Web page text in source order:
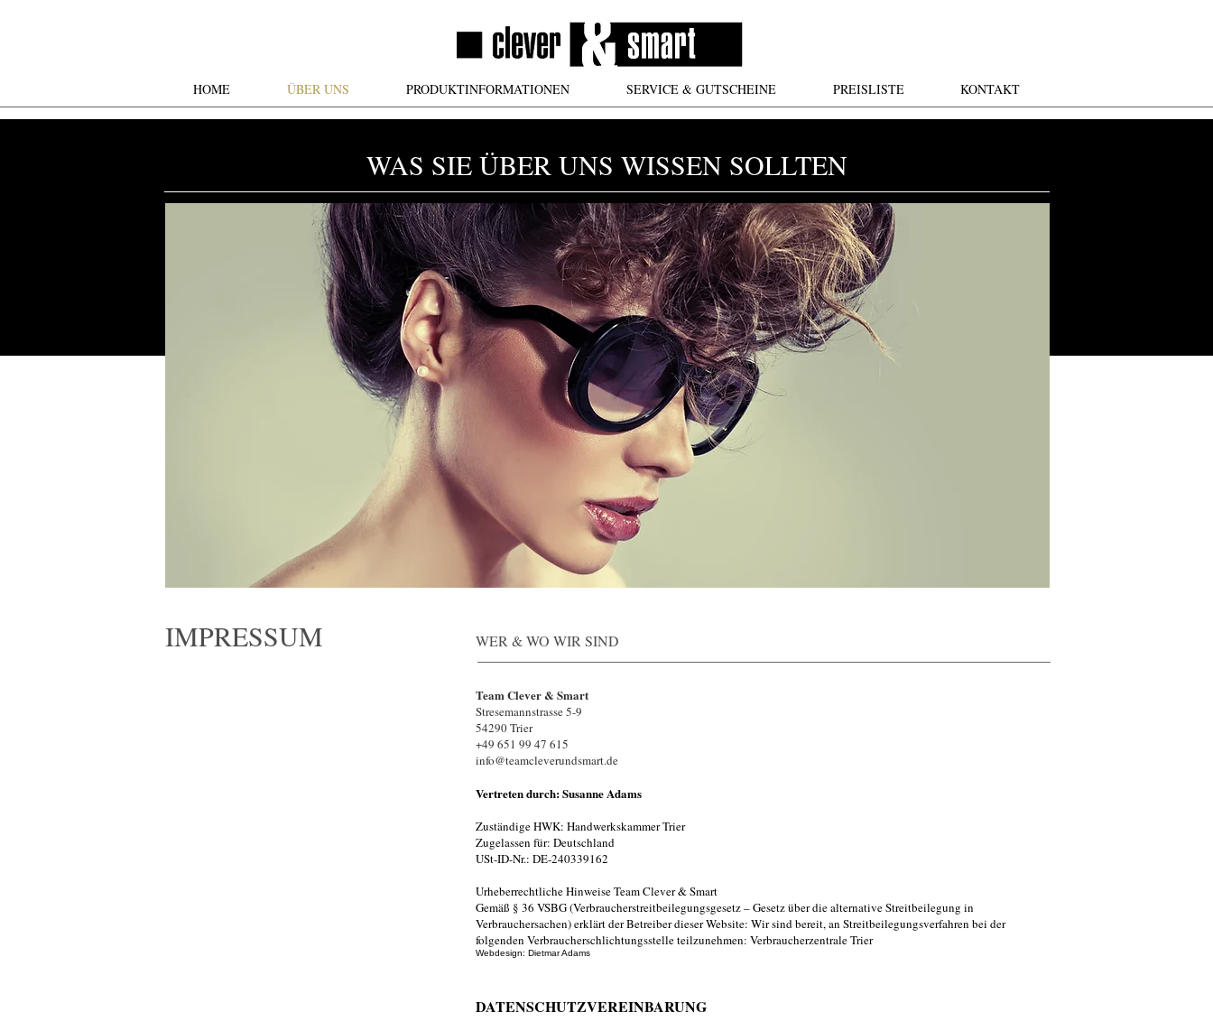
HOME ÜBER UNS PRODUKTINFORMATIONEN SERVICE & GUTSCHEINE PREISLISTE KONTAKT
WAS SIE ÜBER UNS WISSEN SOLLTEN
IMPRESSUM WER & WO WIR SIND
Team Clever & Smart
Stresemannstrasse 5-9
54290 Trier
+49 651 99 47 615
info@teamcleverundsmart.de
Vertreten durch: Susanne Adams
Zuständige HWK: Handwerkskammer Trier
Zugelassen für: Deutschland
USt-ID-Nr.: DE-240339162
Urheberrechtliche Hinweise Team Clever & Smart
Gemäß § 36 VSBG (Verbraucherstreitbeilegungsgesetz – Gesetz über die alternative Streitbeilegung in
Verbrauchersachen) erklärt der Betreiber dieser Website: Wir sind bereit, an Streitbeilegungsverfahren bei der
folgenden Verbraucherschlichtungsstelle teilzunehmen: Verbraucherzentrale Trier
Webdesign: Dietmar Adams
DATENSCHUTZVEREINBARUNG